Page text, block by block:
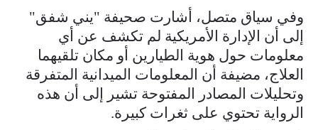
وفي سياق متصل، أشارت صحيفة "يني شفق"
إلى أن الإدارة الأمريكية لم تكشف عن أي
معلومات حول هوية الطيارين أو مكان تلقيهما
العلاج، مضيفة أن المعلومات الميدانية المتفرقة
وتحليلات المصادر المفتوحة تشير إلى أن هذه
الرواية تحتوي على ثغرات كبيرة.